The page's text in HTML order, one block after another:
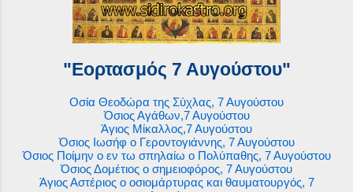
"Εορτασμός 7 Αυγούστου"
Οσία Θεοδώρα της Σύχλας, 7 Αυγούστου
Όσιος Αγάθων,7 Αυγούστου
Άγιος Μίκαλλος,7 Αυγούστου
Όσιος Ιωσήφ ο Γεροντογιάννης, 7 Αυγούστου
Όσιος Ποίμην ο εν τω σπηλαίω ο Πολύπαθης, 7 Αυγούστου
Όσιος Δομέτιος ο σημειοφόρος, 7 Αυγούστου
Άγιος Αστέριος ο οσιομάρτυρας και θαυματουργός, 7